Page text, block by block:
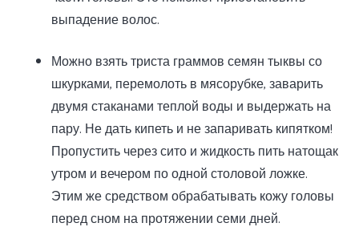
выпадение волос.
Можно взять триста граммов семян тыквы со
шкурками, перемолоть в мясорубке, заварить
двумя стаканами теплой воды и выдержать на
пару. Не дать кипеть и не запаривать кипятком!
Пропустить через сито и жидкость пить натощак
утром и вечером по одной столовой ложке.
Этим же средством обрабатывать кожу головы
перед сном на протяжении семи дней.